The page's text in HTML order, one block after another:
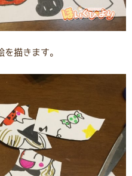
描きます。